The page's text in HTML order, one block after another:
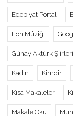
Edebiyat Portal
Fon Müziği
Günay Aktürk Şiirleri
Kadın Kimdir
Kısa Makaleler
Makale Oku